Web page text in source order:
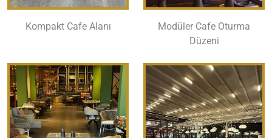
Kompakt Cafe Alanı
Modüler Cafe Oturma
Düzeni